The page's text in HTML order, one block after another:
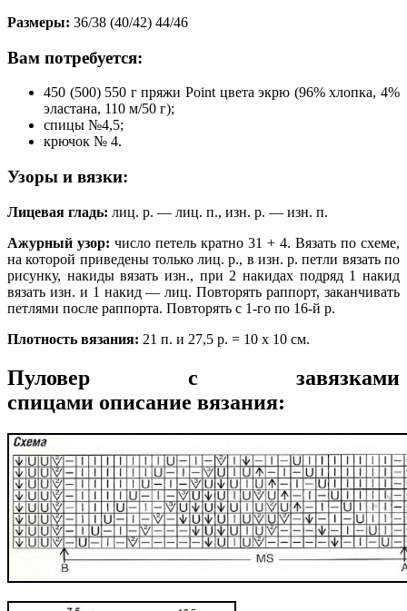
Размеры: 36/38 (40/42) 44/46
Вам потребуется:
450 (500) 550 г пряжи Point цвета экрю (96% хлопка, 4%
эластана, 110 м/50 г);
спицы №4,5;
крючок № 4.
Узоры и вязки:
Лицевая гладь: лиц. р. — лиц. п., изн. р. — изн. п.
Ажурный узор: число петель кратно 31 + 4. Вязать по схеме,
на которой приведены только лиц. р., в изн. р. петли вязать по
рисунку, накиды вязать изн., при 2 накидах подряд 1 накид
вязать изн. и 1 накид — лиц. Повторять раппорт, заканчивать
петлями после раппорта. Повторять с 1-го по 16-й р.
Плотность вязания: 21 п. и 27,5 р. = 10 х 10 см.
Пуловер с завязками
спицами описание вязания: